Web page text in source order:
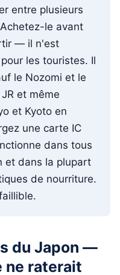
entre plusieurs
le avant
— il n'est
les touristes. Il
le Nozomi et le
et même
et Kyoto en
une carte IC
dans tous
et dans la plupart
de nourriture.
du Japon —
ne raterait